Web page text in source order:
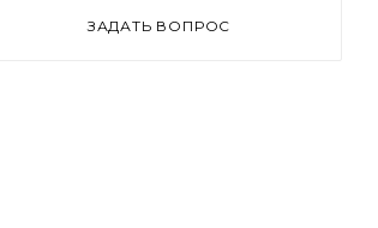
ЗАДАТЬ ВОПРОС